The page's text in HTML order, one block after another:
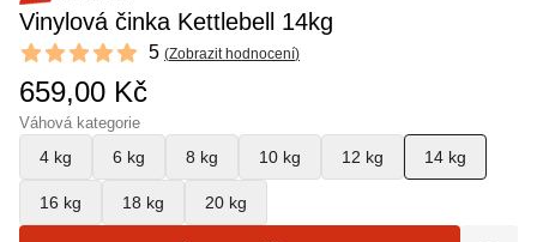
Vinylová činka Kettlebell 14kg
Reviews
5 out of 5 stars 5 (Zobrazit hodnocení)
659,00 Kč
Váhová kategorie
4 kg 6 kg 8 kg 10 kg 12 kg 14 kg
16 kg 18 kg 20 kg